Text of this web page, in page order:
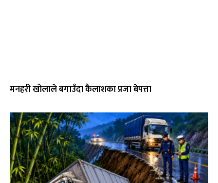
मनहरी खोलाले बगाउँदा कैलाशका प्रजा बेपत्ता